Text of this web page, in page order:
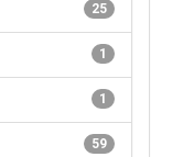
25
1
1
59